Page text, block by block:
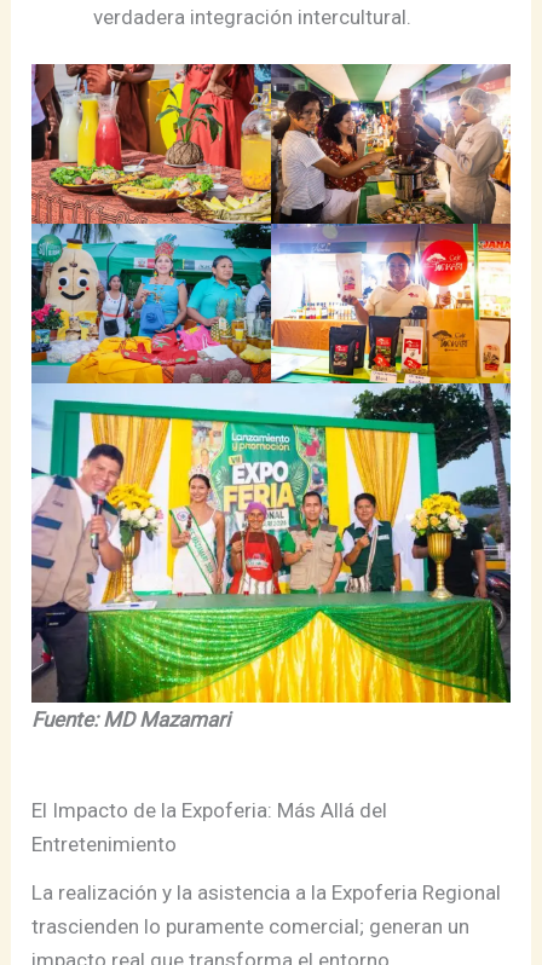
verdadera integración intercultural.
Fuente: MD Mazamari
El Impacto de la Expoferia: Más Allá del
Entretenimiento
La realización y la asistencia a la Expoferia Regional
trascienden lo puramente comercial; generan un
impacto real que transforma el entorno